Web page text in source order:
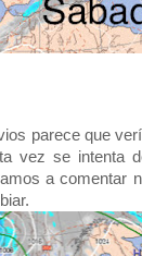
parece que
vez se intenta
a comentar